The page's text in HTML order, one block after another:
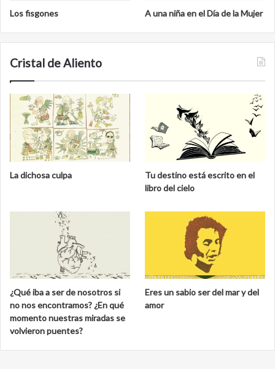
Los fisgones A una niña en el Día de la Mujer
Cristal de Aliento
La dichosa culpa
Tu destino está escrito en el
libro del cielo
¿Qué iba a ser de nosotros si
no nos encontramos? ¿En qué
momento nuestras miradas se
volvieron puentes?
Eres un sabio ser del mar y del
amor